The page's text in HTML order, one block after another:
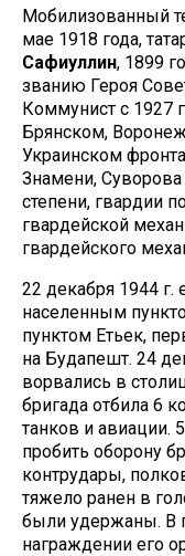
Мобилизованный
мае 1918 года,
Сафиуллин, 1899
званию Героя
Коммунист с 1927
Брянском,
Украинском
Знамени, Суворова
степени, гвардии
гвардейской
гвардейского
22 декабря 1944 г.
населенным
пунктом Етьек,
на Будапешт. 24
ворвались в
бригада отбила 6
танков и авиации.
пробить оборону
контрудары,
тяжело ранен в
были удержаны. В
награждении его